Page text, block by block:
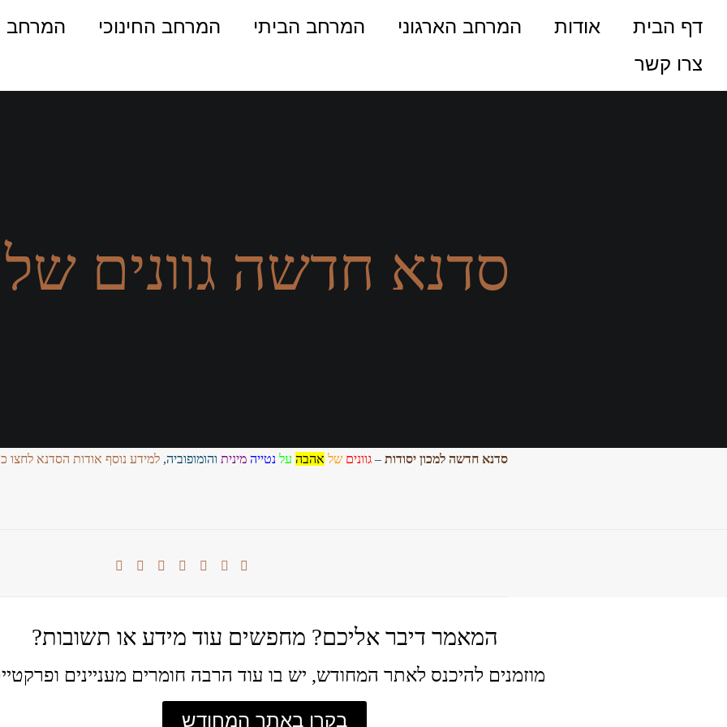
דף הבית אודות המרחב הארגוני המרחב הביתי המרחב החינוכי
המרחב
צרו קשר
סדנא חדשה גוונים
סדנא חדשה למכון יסודות – גוונים של אהבה על נטייה מינית והומופוביה, למידע נוסף אודות הסדנא לחצו
המאמר דיבר אליכם? מחפשים עוד מידע או תשובות?
מוזמנים להיכנס לאתר המחודש, יש בו עוד הרבה חומרים מעניינים
בקרו באתר המחודש